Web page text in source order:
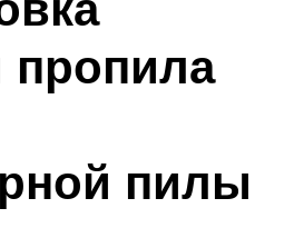
пропила
пилы